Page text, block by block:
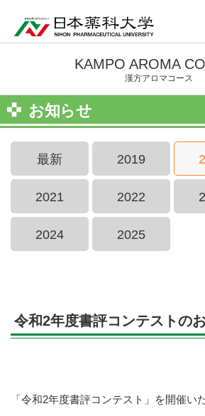
KAMPO AROMA
漢方アロマコース
お知らせ
最新 2019
2021 2022
2024 2025
令和2年度書評コンテストの
「令和2年度書評コンテスト」を開催い